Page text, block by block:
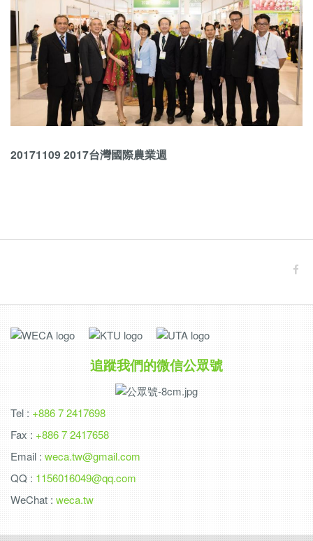
20171109 2017台灣國際農業週
追蹤我們的微信公眾號
Tel : +886 7 2417698
Fax : +886 7 2417658
Email : weca.tw@gmail.com
QQ : 1156016049@qq.com
WeChat : weca.tw